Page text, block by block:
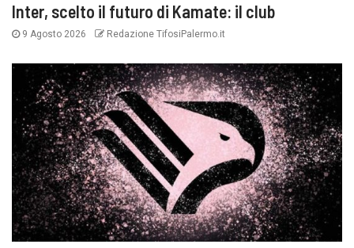
Inter, scelto il futuro di Kamate: il club
9 Agosto 2026 Redazione TifosiPalermo.it